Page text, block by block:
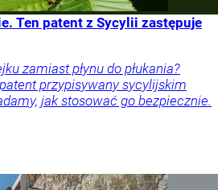
Ten patent z Sycylii zastępuje
zamiast płynu do płukania?
przypisywany sycylijskim
jak stosować go bezpiecznie.